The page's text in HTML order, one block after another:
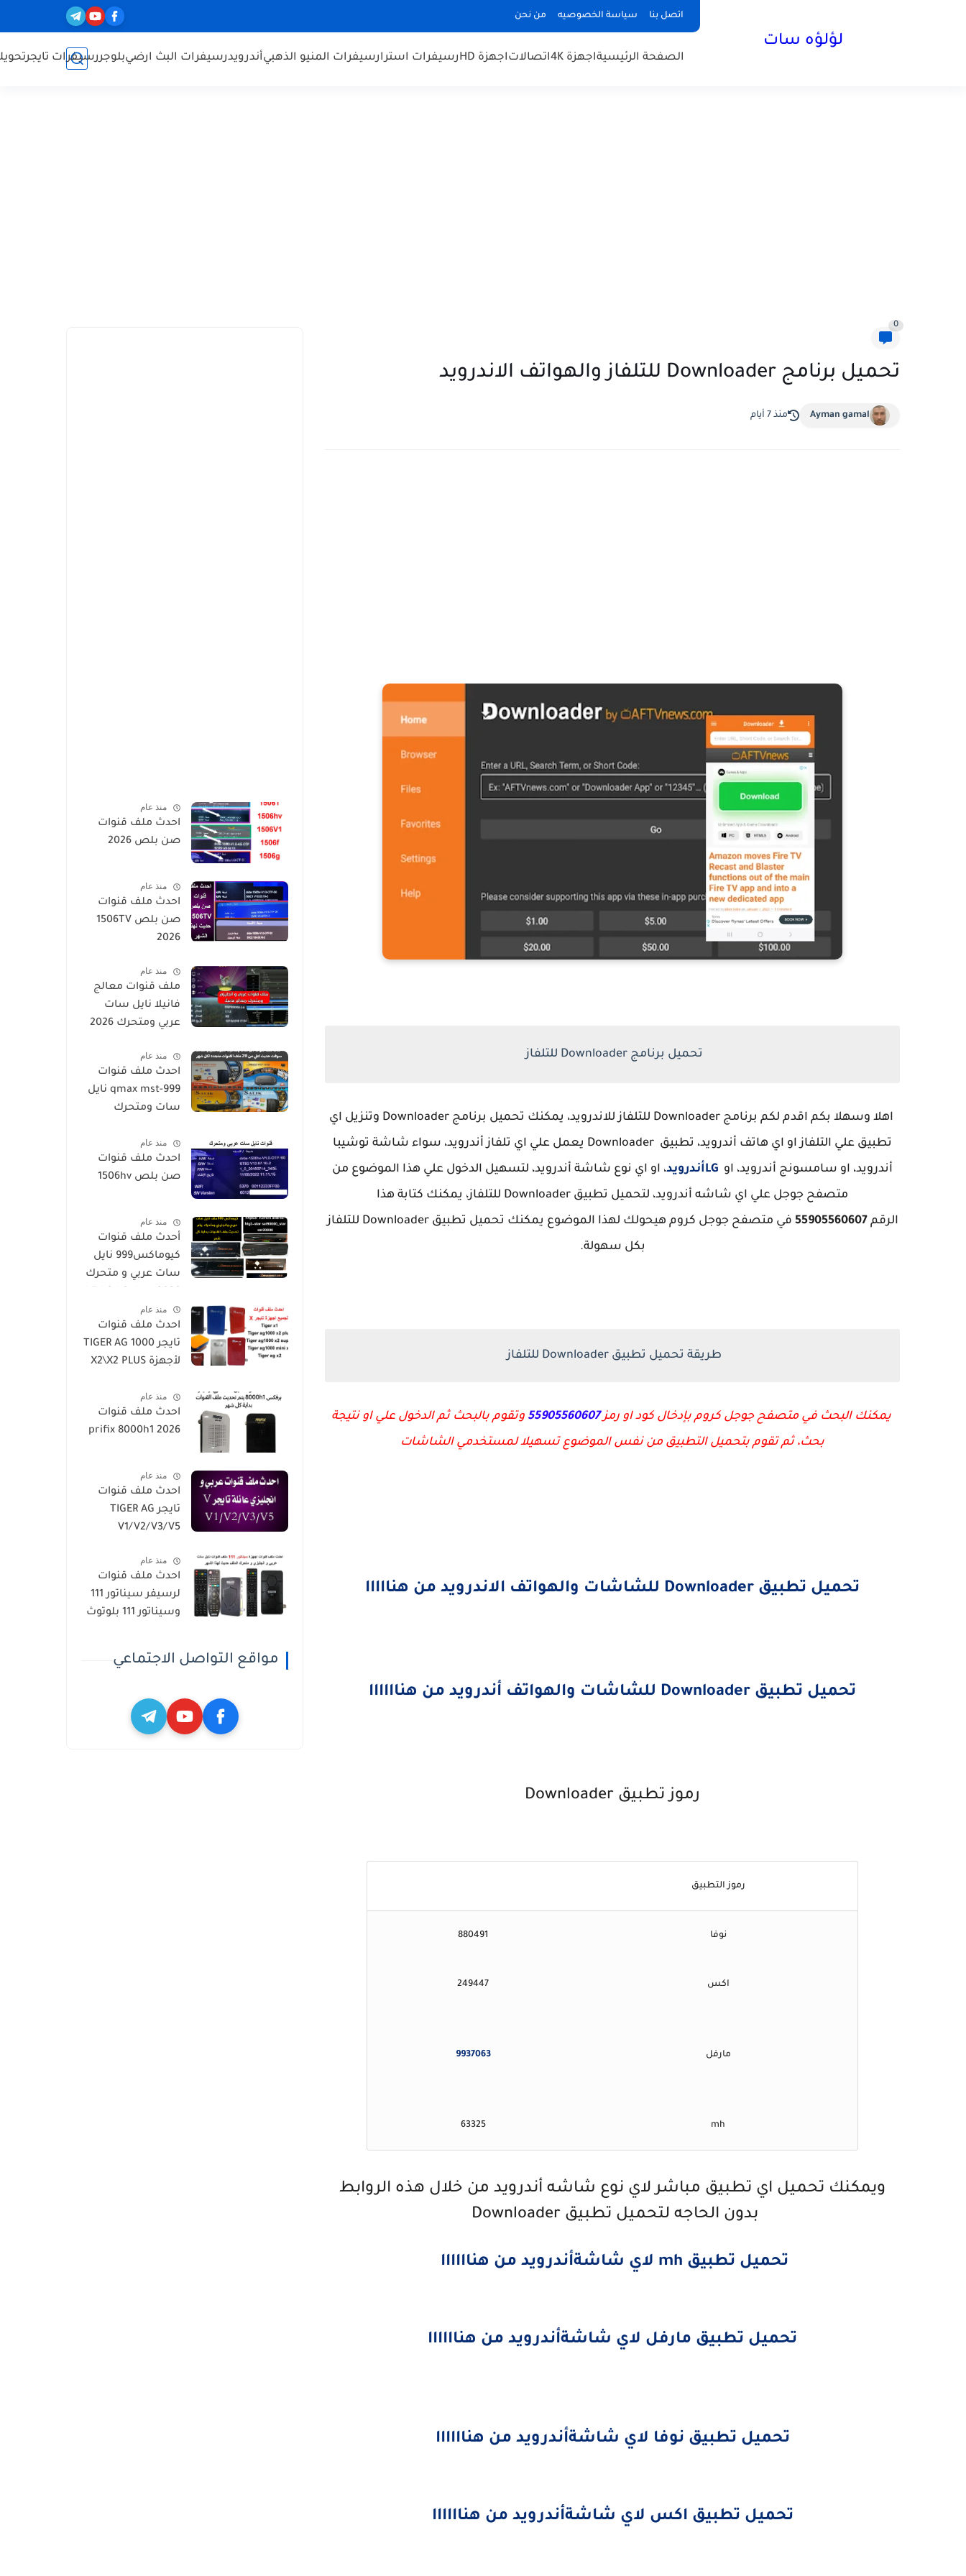
اتصل بنا سياسة الخصوصيه من نحن
لؤلؤه سات
الصفحة الرئيسيةاجهزة 4K اتصالاتاجهزة HD رسيفرات استرارسيفرات المنيو الذهبيأندرويدرسيفرات البث ارضيبلوجررسيفرات تايجر
0
تحميل برنامج Downloader للتلفاز والهواتف الاندرويد
Ayman gamal منذ 7 أيام
تحميل برنامج Downloader للتلفاز
اهلا وسهلا بكم اقدم لكم برنامج Downloader للتلفاز للاندرويد، يمكنك تحميل برنامج Downloader وتنزيل اي
تطبيق علي التلفاز او اي هاتف أندرويد، تطبيق Downloader يعمل علي اي تلفاز أندرويد، سواء شاشة توشيبا
أندرويد، او سامسونج أندرويد، او
، او اي نوع شاشة أندرويد، لتسهيل الدخول علي هذا الموضوع من
متصفح جوجل علي اي شاشه أندرويد، لتحميل تطبيق Downloader للتلفاز، يمكنك كتابة هذا
الرقم55905560607
في متصفح جوجل كروم هيحولك لهذا الموضوع يمكنك تحميل تطبيق Downloader للتلفاز
بكل سهولة.
طريقة تحميل تطبيق Downloader للتلفاز
يمكنك البحث في متصفح جوجل كروم بإدخال كود او رمز55905560607 وتقوم بالبحث ثم الدخول علي او نتيجة
بحث، ثم تقوم بتحميل التطبيق من نفس الموضوع تسهيلا لمستخدمي الشاشات
تحميل تطبيق Downloader للشاشات والهواتف الاندرويد من هنااااا
تحميل تطبيق Downloader للشاشات والهواتف أندرويد من هناااااا
رموز تطبيق Downloader
رموز التطبيق
نوفا 880491
اكس 249447
مارفل 9937063
mh
63325
ويمكنك تحميل اي تطبيق مباشر لاي نوع شاشه أندرويد من خلال هذه الروابط
بدون الحاجه لتحميل تطبيق Downloader
تحميل تطبيق mh لاي شاشةأندرويد من هناااااا
تحميل تطبيق مارفل لاي شاشةأندرويد من هناااااا
تحميل تطبيق نوفا لاي شاشةأندرويد من هناااااا
تحميل تطبيق اكس لاي شاشةأندرويد من هناااااا
منذ عام
احدث ملف قنوات
صن بلص 2026
منذ عام
احدث ملف قنوات
صن بلص 1506TV
2026
منذ عام
ملف قنوات معالج
فانيلا نايل سات
عربي ومتحرك 2026
منذ عام
احدث ملف قنوات
qmax mst-999 نايل
سات ومتحرك
H1 Mini-Qmax H2
Mini 2 USB-SALIK
منذ عام
احدث ملف قنوات
صن بلص 1506hv
منذ عام
أحدث ملف قنوات
كيوماكس999 نايل
سات عربي و متحرك
h4plus-h2mini-
h1g3-star
sat90000_star
sat20000
منذ عام
احدث ملف قنوات
تايجر TIGER AG 1000
لأجهزة X2\X2 PLUS
منذ عام
احدث ملف قنوات
prifix 8000h1 2026
منذ عام
احدث ملف قنوات
تايجر TIGER AG
V1/V2/V3/V5
منذ عام
احدث ملف قنوات
لرسيفر سيناتور 111
وسيناتور 111 بلوتوث
مواقع التواصل الاجتماعي